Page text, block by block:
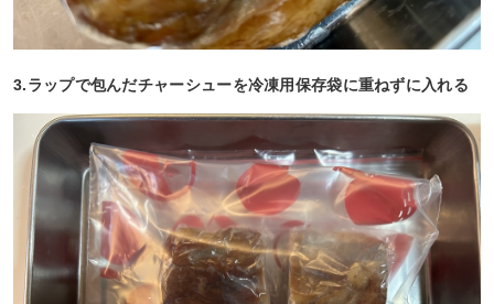
3.ラップで包んだチャーシューを冷凍用保存袋に重ねずに入れる